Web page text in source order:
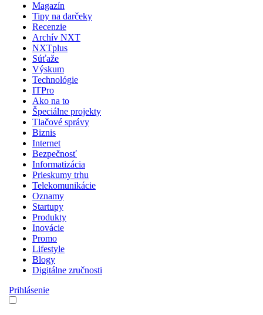
Magazín
Tipy na darčeky
Recenzie
Archív NXT
NXTplus
Súťaže
Výskum
Technológie
ITPro
Ako na to
Špeciálne projekty
Tlačové správy
Biznis
Internet
Bezpečnosť
Informatizácia
Prieskumy trhu
Telekomunikácie
Oznamy
Startupy
Produkty
Inovácie
Promo
Lifestyle
Blogy
Digitálne zručnosti
Prihlásenie